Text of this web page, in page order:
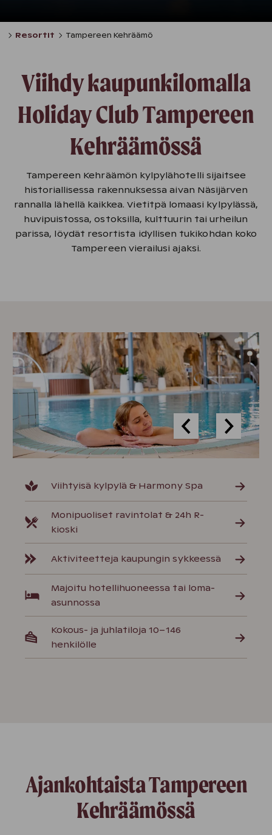
Resortit Tampereen Kehräämö
​​​​​Viihdy kaupunkilomalla
Holiday Club Tampereen
Kehräämössä
Tampereen Kehräämön kylpylähotelli sijaitsee
historiallisessa rakennuksessa aivan Näsijärven
rannalla lähellä kaikkea. Vietitpä lomaasi kylpylässä,
huvipuistossa, ostoksilla, kulttuurin tai urheilun
parissa, löydät resortista idyllisen tukikohdan koko
Tampereen vierailusi ajaksi.
Viihtyisä kylpylä & Harmony Spa
Monipuoliset ravintolat & 24h R-
kioski
Aktiviteetteja kaupungin sykkeessä
Majoitu hotellihuoneessa tai loma-
asunnossa
Kokous- ja juhlatiloja 10–146
henkilölle
Ajankohtaista Tampereen
Kehräämössä